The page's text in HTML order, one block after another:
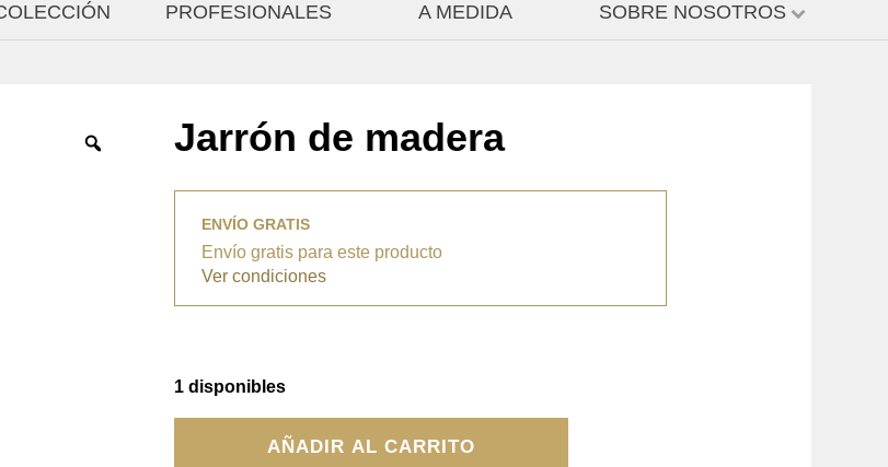
PROFESIONALES A MEDIDA SOBRE NOSOTROS
Jarrón de madera
ENVÍO GRATIS
Envío gratis para este producto
Ver condiciones
1 disponibles
AÑADIR AL CARRITO